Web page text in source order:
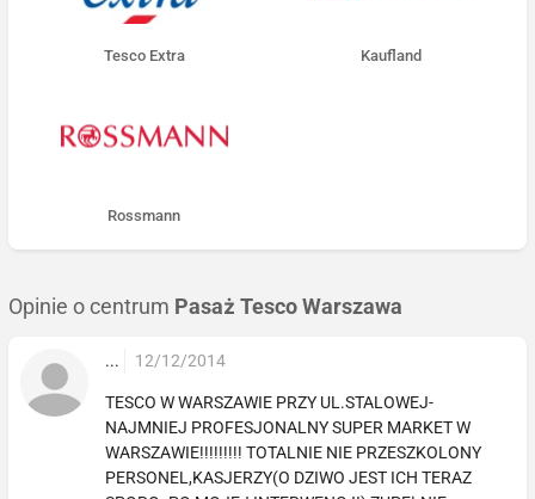
Tesco Extra Kaufland
Rossmann
Opinie o centrum Pasaż Tesco Warszawa
... 12/12/2014
TESCO W WARSZAWIE PRZY UL.STALOWEJ-
NAJMNIEJ PROFESJONALNY SUPER MARKET W
WARSZAWIE!!!!!!!!! TOTALNIE NIE PRZESZKOLONY
PERSONEL,KASJERZY(O DZIWO JEST ICH TERAZ